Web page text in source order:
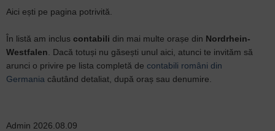
Aici ești pe pagina potrivită.
În listă am inclus contabili din mai multe orașe din Nordrhein-
Westfalen . Dacă totuși nu găsești unul aici, atunci te invităm să
arunci o privire pe lista completă de contabili români din
Germania câutând detaliat, după oraș sau denumire.
Admin 2026.08.09